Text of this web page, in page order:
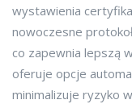
wystawienia
nowoczesne
co zapewnia lepszą
oferuje opcje
minimalizuje ryzyko